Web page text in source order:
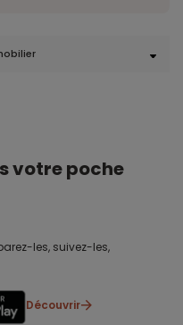
votre poche
les, suivez-les,
Découvrir